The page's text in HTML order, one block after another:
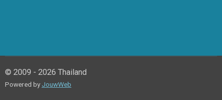
© 2009 - 2026 Thailand
Powered by JouwWeb